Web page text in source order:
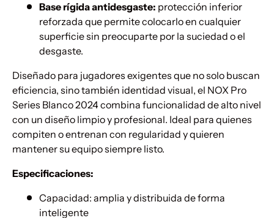
Base rígida antidesgaste: protección inferior
reforzada que permite colocarlo en cualquier
superficie sin preocuparte por la suciedad o el
desgaste.
Diseñado para jugadores exigentes que no solo buscan
eficiencia, sino también identidad visual, el NOX Pro
Series Blanco 2024 combina funcionalidad de alto nivel
con un diseño limpio y profesional. Ideal para quienes
compiten o entrenan con regularidad y quieren
mantener su equipo siempre listo.
Especificaciones:
Capacidad: amplia y distribuida de forma
inteligente